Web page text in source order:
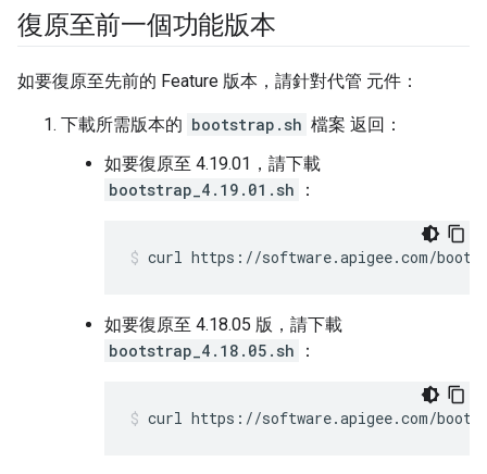
復原至前一個功能版本
如要復原至先前的 Feature 版本，請針對代管 元件：
下載所需版本的 bootstrap.sh 檔案 返回：
如要復原至 4.19.01，請下載
bootstrap_4.19.01.sh
：
curl https://software.apigee.com/
如要復原至 4.18.05 版，請下載
bootstrap_4.18.05.sh
：
curl https://software.apigee.com/